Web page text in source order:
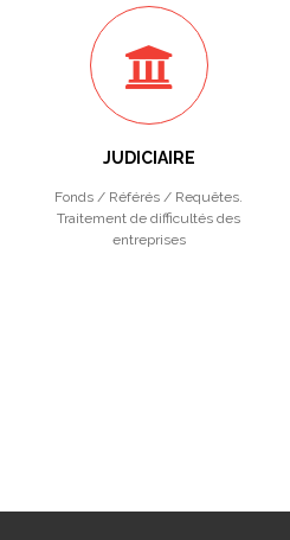
JUDICIAIRE
Fonds / Référés / Requêtes.
Traitement de difficultés des
entreprises